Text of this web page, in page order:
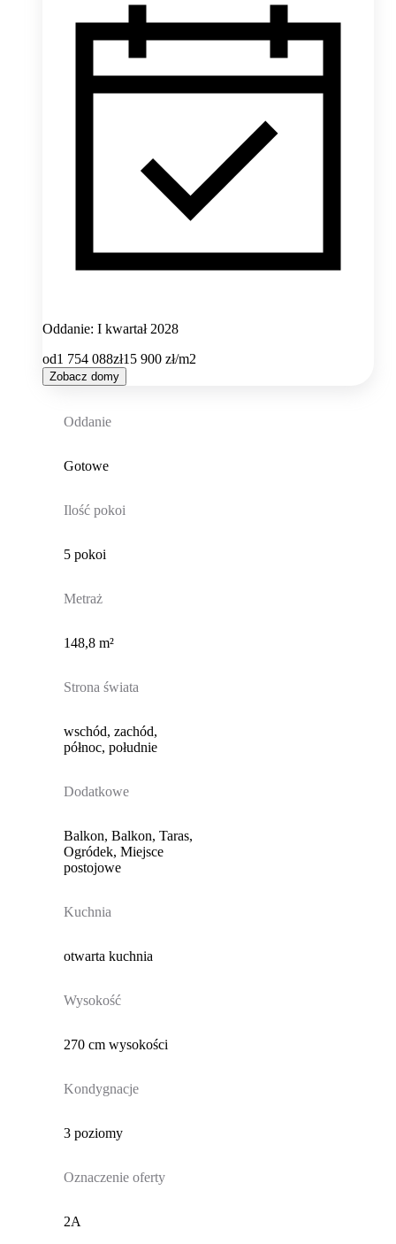
Oddanie: I kwartał 2028
od1 754 088zł15 900 zł/m2
Zobacz domy
Oddanie
Gotowe
Ilość pokoi
5 pokoi
Metraż
148,8 m²
Strona świata
wschód, zachód,
północ, południe
Dodatkowe
Balkon, Balkon, Taras,
Ogródek, Miejsce
postojowe
Kuchnia
otwarta kuchnia
Wysokość
270 cm wysokości
Kondygnacje
3 poziomy
Oznaczenie oferty
2A